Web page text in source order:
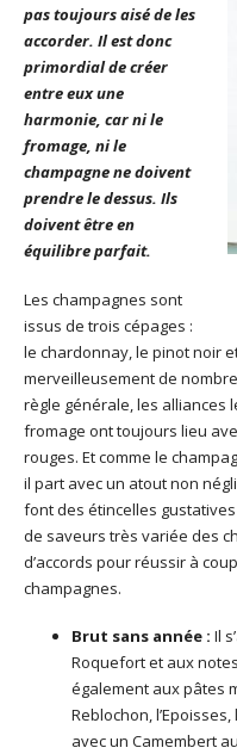
pas toujours aisé de les
accorder. Il est donc
primordial de créer
entre eux une
harmonie, car ni le
fromage, ni le
champagne ne doivent
prendre le dessus. Ils
doivent être en
équilibre parfait.
Les champagnes sont
issus de trois cépages :
le chardonnay, le pinot noir
merveilleusement de
règle générale, les alliances
fromage ont toujours lieu
rouges. Et comme le
il part avec un atout non
font des étincelles
de saveurs très variée des
d’accords pour réussir à
champagnes.
Brut sans année : Il
Roquefort et aux
également aux pâtes
Reblochon,
avec un Camembert